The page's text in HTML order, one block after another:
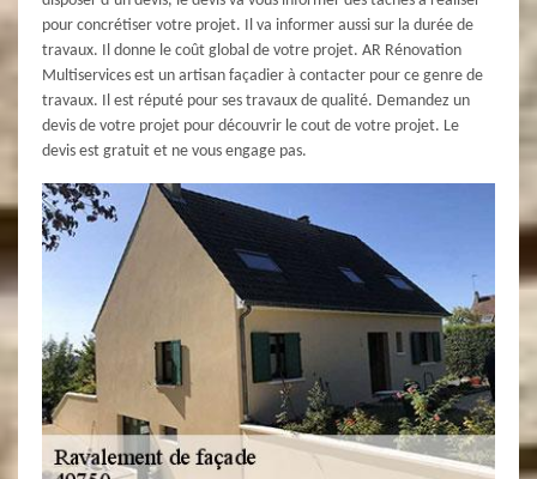
pour concrétiser votre projet. Il va informer aussi sur la durée de
travaux. Il donne le coût global de votre projet. AR Rénovation
Multiservices est un artisan façadier à contacter pour ce genre de
travaux. Il est réputé pour ses travaux de qualité. Demandez un
devis de votre projet pour découvrir le cout de votre projet. Le
devis est gratuit et ne vous engage pas.